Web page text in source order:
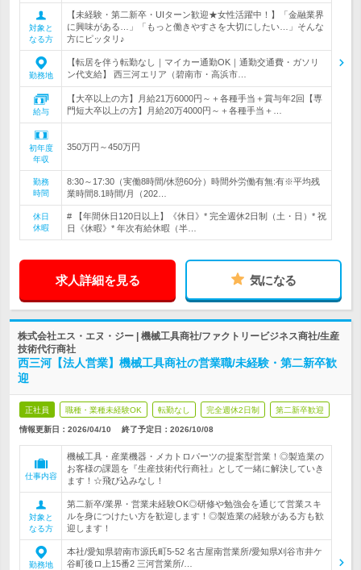
対象と
なる方
【未経験・第二新卒・UIターン歓迎★女性活躍中！】「金融業界
に興味がある…」「もっと働きやすさを大切にしたい…」そんな
方にピッタリ♪
勤務地
【転居を伴う転勤なし｜マイカー通勤OK｜通勤交通費・ガソリ
ン代支給】 西三河エリア（碧南市・高浜市…
給与
【大卒以上の方】月給21万6000円～＋各種手当＋賞与年2回【専
門短大卒以上の方】月給20万4000円～＋各種手当＋…
初年度
年収
350万円～450万円
勤務
時間
8:30～17:30（実働8時間/休憩60分）時間外労働有無:有※平均残
業時間8.1時間/月（202…
休日
休暇
# 【年間休日120日以上】《休日》* 完全週休2日制（土・日）* 祝
日《休暇》* 年次有給休暇（半…
求人詳細を見る 気になる
株式会社エス・エヌ・ジー | 機械工具商社/ファクトリービジネス商社/生産
技術代行商社
西三河【法人営業】機械工具商社の営業職/未経験・第二新卒歓
迎
正社員 職種・業種未経験OK 転勤なし 完全週休2日制 第二新卒歓迎
情報更新日：2026/04/10 終了予定日： 2026/10/08
仕事内容
機械工具・産業機器・メカトロパーツの提案型営業！◎製造業の
お客様の課題を『生産技術代行商社』として一緒に解決していき
ます！☆飛び込みなし！
対象と
なる方
第二新卒/業界・営業未経験OK◎研修や勉強会を通じて営業スキ
ルを身につけたい方を歓迎します！◎製造業の経験がある方も歓
迎します！
勤務地
本社/愛知県碧南市源氏町5-52 名古屋南営業所/愛知県刈谷市井ケ
谷町後ロ上15番2 三河営業所/…